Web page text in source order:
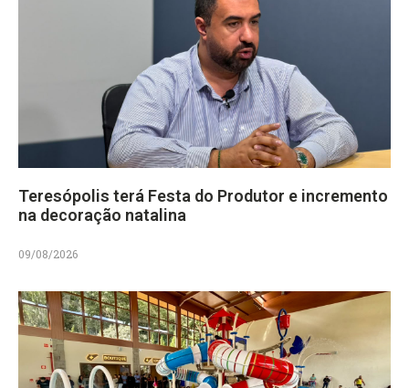
Teresópolis terá Festa do Produtor e incremento
na decoração natalina
09/08/2026